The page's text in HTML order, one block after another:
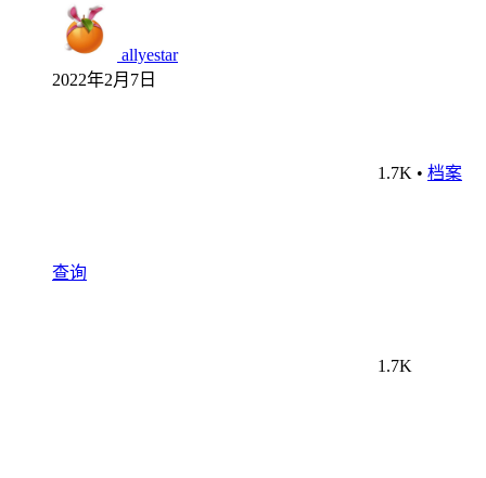
allyestar
2022年2月7日
1.7K • 档案
查询
1.7K